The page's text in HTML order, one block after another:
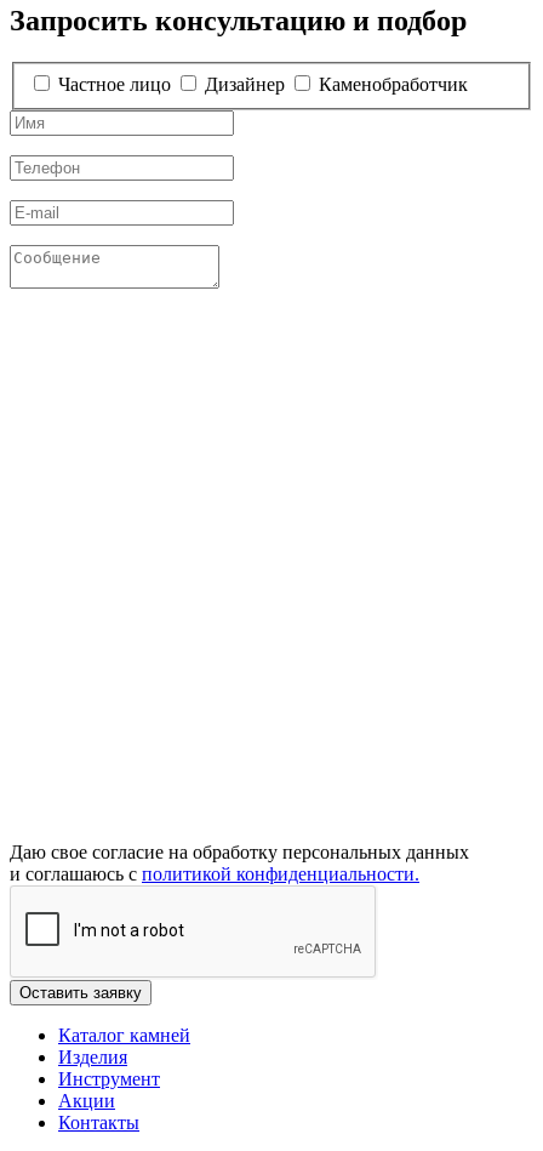
Запросить консультацию и подбор
Частное лицо Дизайнер Каменобработчик
Даю свое согласие на обработку персональных данных
и соглашаюсь с политикой конфиденциальности.
Каталог камней
Изделия
Инструмент
Акции
Контакты